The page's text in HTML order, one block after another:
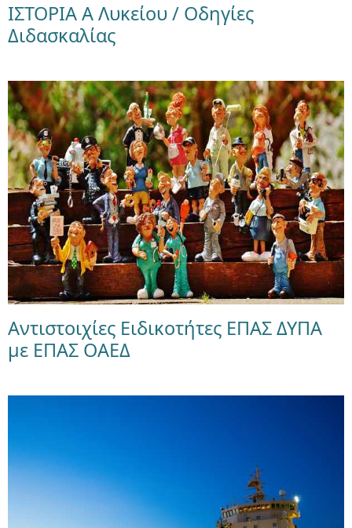
ΙΣΤΟΡΙΑ Α Λυκείου / Οδηγίες
Διδασκαλίας
Αντιστοιχίες Ειδικοτήτες ΕΠΑΣ ΔΥΠΑ
με ΕΠΑΣ ΟΑΕΔ